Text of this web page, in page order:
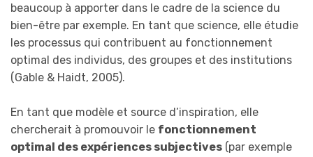
beaucoup à apporter dans le cadre de la science du
bien-être par exemple. En tant que science, elle étudie
les processus qui contribuent au fonctionnement
optimal des individus, des groupes et des institutions
(Gable & Haidt, 2005).
En tant que modèle et source d’inspiration, elle
chercherait à promouvoir le fonctionnement
optimal des expériences subjectives (par exemple